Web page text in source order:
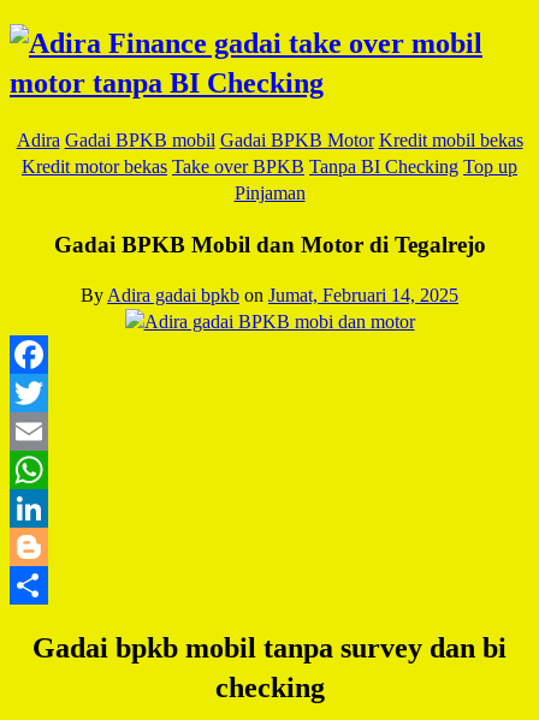
Adira Gadai BPKB mobil Gadai BPKB Motor Kredit mobil bekas
Kredit motor bekas Take over BPKB Tanpa BI Checking Top up
Pinjaman
Gadai BPKB Mobil dan Motor di Tegalrejo
By Adira gadai bpkb on Jumat, Februari 14, 2025
Gadai bpkb mobil tanpa survey dan bi
checking